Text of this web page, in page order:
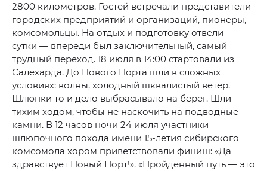
2800 километров. Гостей встречали представители
городских предприятий и организаций, пионеры,
комсомольцы. На отдых и подготовку отвели
сутки — впереди был заключительный, самый
трудный переход. 18 июля в 14:00 стартовали из
Салехарда. До Нового Порта шли в сложных
условиях: волны, холодный шквалистый ветер.
Шлюпки то и дело выбрасывало на берег. Шли
тихим ходом, чтобы не наскочить на подводные
камни. В 12 часов ночи 24 июля участники
шлюпочного похода имени 15-летия сибирского
комсомола хором приветствовали финиш: «Да
здравствует Новый Порт!». «Пройденный путь — это